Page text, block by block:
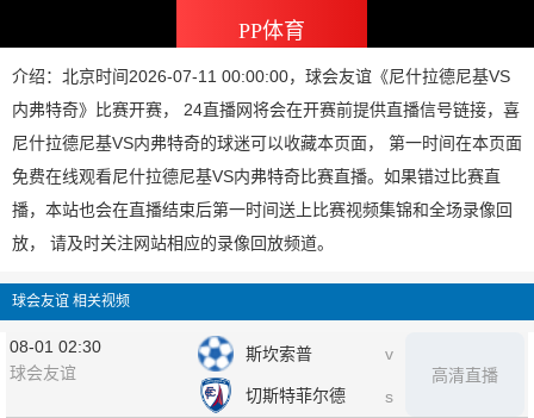
PP体育
介绍：北京时间2026-07-11 00:00:00，球会友谊《尼什拉德尼基VS
内弗特奇》比赛开赛， 24直播网将会在开赛前提供直播信号链接，喜
尼什拉德尼基VS内弗特奇的球迷可以收藏本页面， 第一时间在本页面
免费在线观看尼什拉德尼基VS内弗特奇比赛直播。如果错过比赛直
播，本站也会在直播结束后第一时间送上比赛视频集锦和全场录像回
放， 请及时关注网站相应的录像回放频道。
球会友谊 相关视频
08-01 02:30
球会友谊
斯坎索普
切斯特菲尔德
v
s
高清直播